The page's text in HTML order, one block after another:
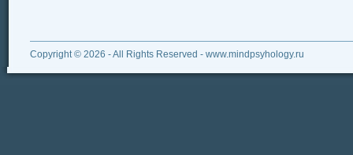
Copyright © 2026 - All Rights Reserved - www.mindpsyhology.ru